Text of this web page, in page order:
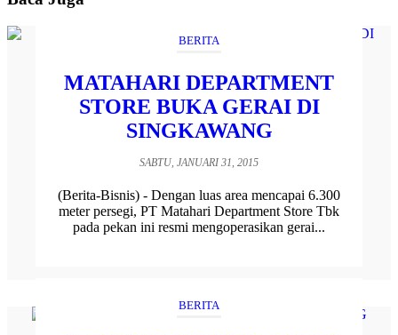
BERITA
MATAHARI DEPARTMENT
STORE BUKA GERAI DI
SINGKAWANG
SABTU, JANUARI 31, 2015
(Berita-Bisnis) - Dengan luas area mencapai 6.300
meter persegi, PT Matahari Department Store Tbk
pada pekan ini resmi mengoperasikan gerai...
BERITA